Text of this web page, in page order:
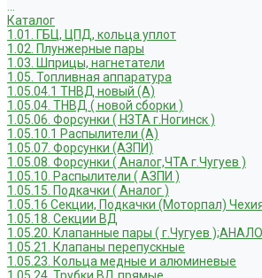
Каталог
1.01. ГБЦ, ЦПД, кольца уплот
1.02. Плунжерные пары
1.03. Шприцы, нагнетатели
1.05. Топливная аппаратура
1.05.04.1 ТНВД новый (А)
1.05.04. ТНВД ( новой сборки )
1.05.06. Форсунки ( НЗТА г.Ногинск )
1.05.10.1 Распылители (А)
1.05.07. Форсунки (АЗПИ)
1.05.08. Форсунки ( Аналог,ЧТА г.Чугуев )
1.05.10. Распылители ( АЗПИ )
1.05.15. Подкачки ( Аналог )
1.05.16 Секции, Подкачки (Моторпал)
1.05.18. Секции ВД
1.05.20. Клапанные пары ( г.Чугуев
1.05.21. Клапаны перепускные
1.05.23. Кольца медные и алюминевые